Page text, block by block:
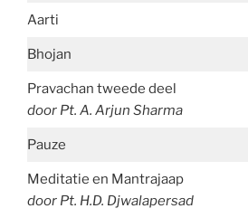
Aarti
Bhojan
Pravachan tweede deel
door Pt. A. Arjun Sharma
Pauze
Meditatie en Mantrajaap
door Pt. H.D. Djwalapersad